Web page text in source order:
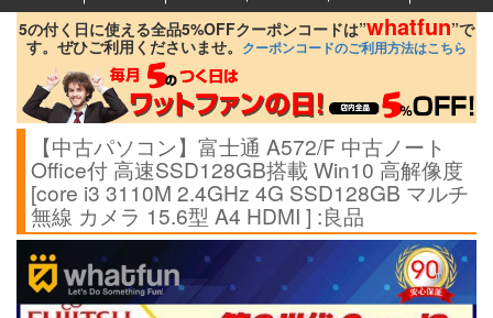
5の付く日に使える全品5%OFFクーポンコードは”whatfun”で
す。ぜひご利用くださいませ。 クーポンコードのご利用方法はこちら
【中古パソコン】富士通 A572/F 中古ノート
Office付 高速SSD128GB搭載 Win10 高解像度
[core i3 3110M 2.4GHz 4G SSD128GB マルチ
無線 カメラ 15.6型 A4 HDMI ] :良品